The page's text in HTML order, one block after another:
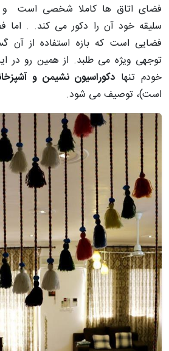
فضای اتاق ­ها کاملا شخصی است
سلیقه­ خود آن را دکور می ­کند. . اما
فضایی است که بازه­ استفاده از آن
توجهی ویژه می­ طلبد. از همین رو در
خودم تنها دکوراسیون نشیمن و
است)، توصیف می ­شود.